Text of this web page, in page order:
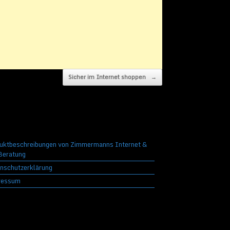
Sicher im Internet shoppen →
von Zimmermanns Internet &